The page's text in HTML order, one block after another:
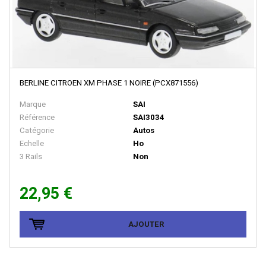
JOUEF
JOUEF CHAMPAGNOLE
KEY IMPORT
KEYSER
Kibri
KUEHN-MODELL
L'Obsidienne
L.S.L
BERLINE CITROEN XM PHASE 1 NOIRE (PCX871556)
Marque
SAI
Référence
SAI3034
Catégorie
Autos
Echelle
Ho
3 Rails
Non
22,95 €
AJOUTER